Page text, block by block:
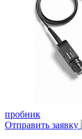
пробник
Отправить заявку